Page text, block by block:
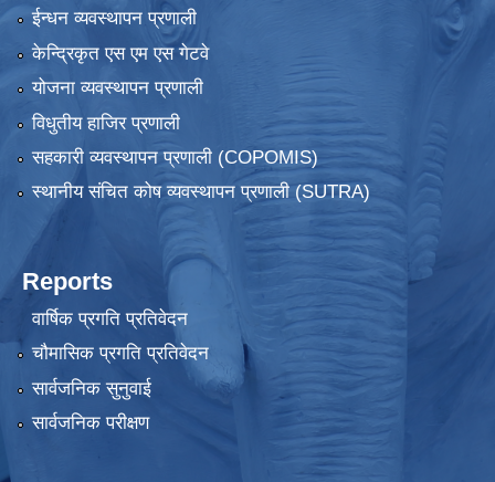
ईन्धन व्यवस्थापन प्रणाली
केन्द्रिकृत एस एम एस गेटवे
योजना व्यवस्थापन प्रणाली
विधुतीय हाजिर प्रणाली
सहकारी व्यवस्थापन प्रणाली (COPOMIS)
स्थानीय संचित कोष व्यवस्थापन प्रणाली (SUTRA)
Reports
वार्षिक प्रगति प्रतिवेदन
चौमासिक प्रगति प्रतिवेदन
सार्वजनिक सुनुवाई
सार्वजनिक परीक्षण